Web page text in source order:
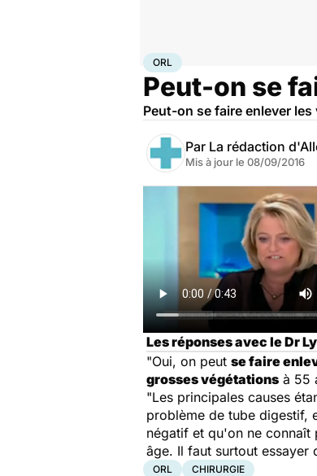
Accueil Santé
ORL
Peut-on se
Peut-on se faire enlever
Par La rédaction
Mis à jour le 08/09/2016
Les réponses avec le Dr
"Oui, on peut se faire
grosses végétations à 55
"Les principales causes
problème de tube digestif,
négatif et qu'on ne connaît
âge. Il faut surtout essayer
ORL CHIRURGIE